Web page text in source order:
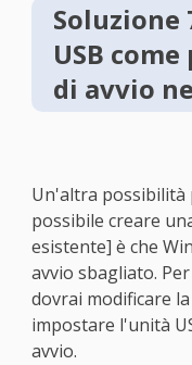
USB
di avvio
Un'altra
possibile creare
esistente] è che
avvio sbagliato.
dovrai modificare
impostare l'unità
avvio.